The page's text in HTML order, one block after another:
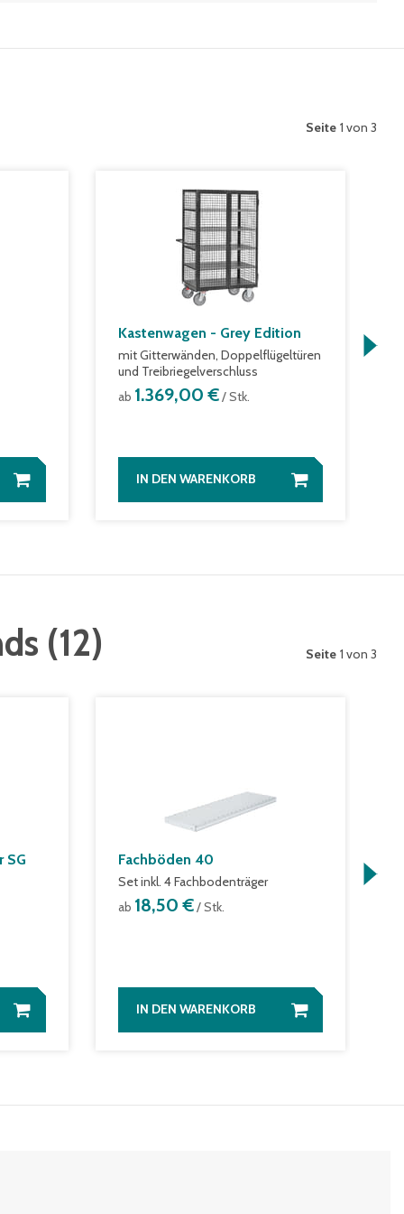
Seite 1 von 3
Kastenwagen - Grey Edition
mit Gitterwänden, Doppelflügeltüren
und Treibriegelverschluss
ab 1.369,00 €/ Stk.
IN DEN WARENKORB
(12) Seite 1 von 3
SG Fachböden 40
Set inkl. 4 Fachbodenträger
ab 18,50 €/ Stk.
IN DEN WARENKORB